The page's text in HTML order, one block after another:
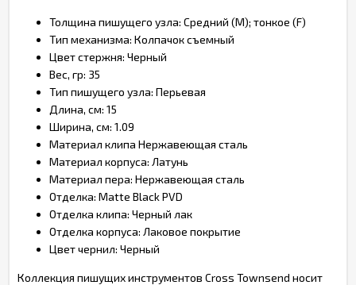
Толщина пишущего узла: Средний (М); тонкое (F)
Тип механизма: Колпачок съемный
Цвет стержня: Черный
Вес, гр: 35
Тип пишущего узла: Перьевая
Длина, см: 15
Ширина, см: 1.09
Материал клипа Нержавеющая сталь
Материал корпуса: Латунь
Материал пера: Нержавеющая сталь
Отделка: Matte Black PVD
Отделка клипа: Черный лак
Отделка корпуса: Лаковое покрытие
Цвет чернил: Черный
Коллекция пишущих инструментов Cross Townsend носит